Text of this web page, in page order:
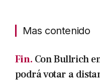
Mas contenido
Fin. Con Bullrich
podrá votar a